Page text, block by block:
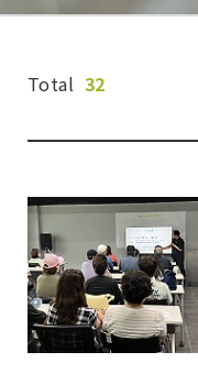
Total 32